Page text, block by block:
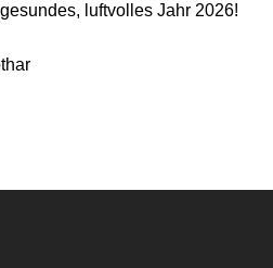
luftvolles Jahr 2026!